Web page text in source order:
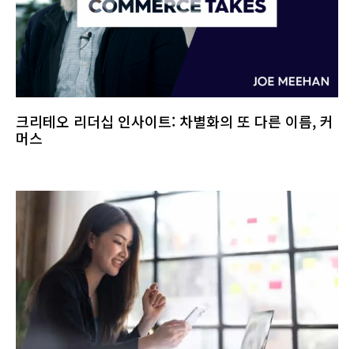
크리테오 리더십 인사이트: 차별화의 또 다른 이름, 커
머스